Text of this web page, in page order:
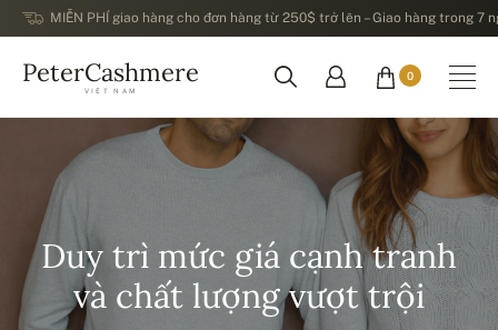
MIỄN PHÍ giao hàng cho đơn hàng từ 250$ trở lên – Giao hàng trong 7
PeterCashmere
VIỆT NAM
0
Duy trì mức giá cạnh tranh
và chất lượng vượt trội